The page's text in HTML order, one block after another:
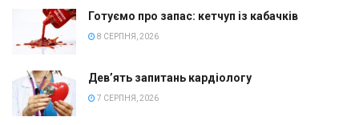
Готуємо про запас: кетчуп із кабачків
8 СЕРПНЯ, 2026
Дев’ять запитань кардіологу
7 СЕРПНЯ, 2026